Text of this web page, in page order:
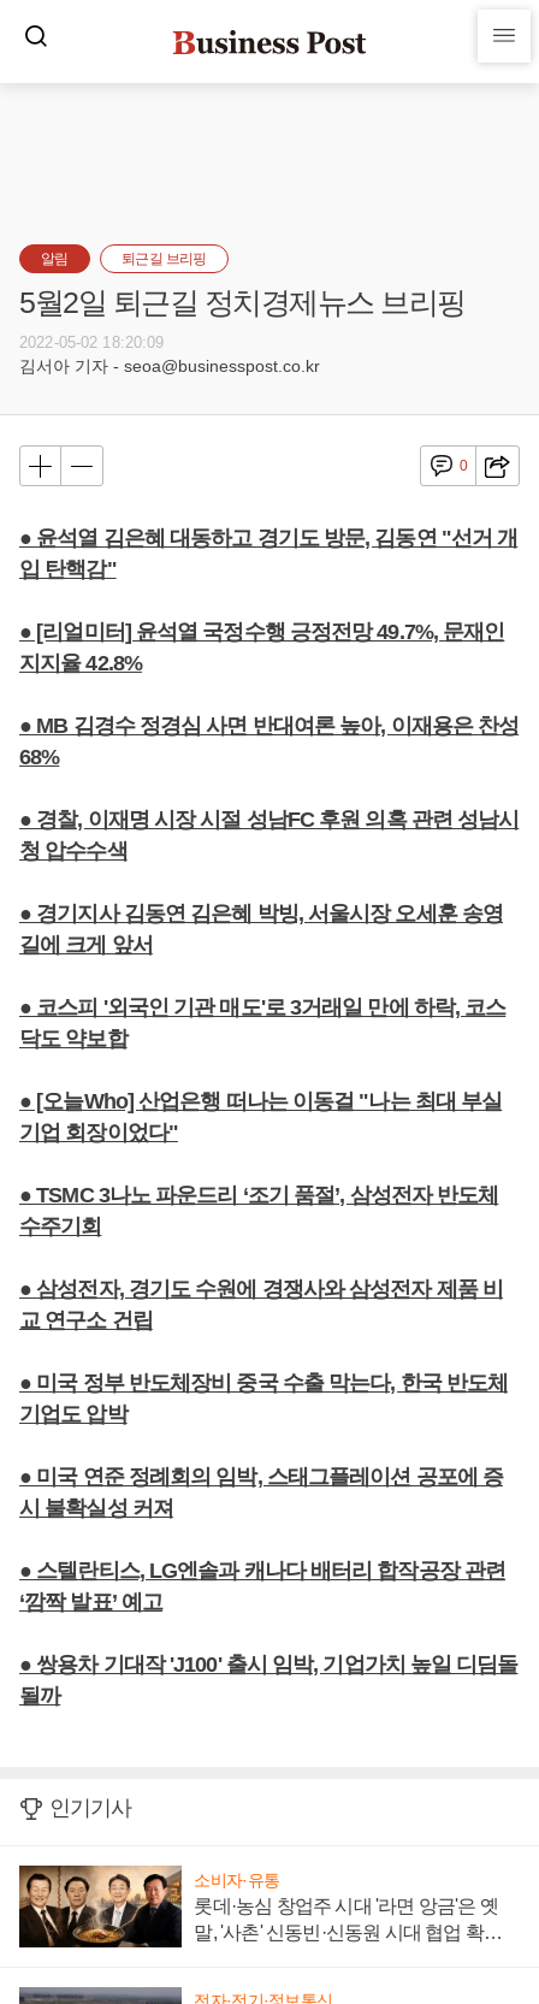
알림 퇴근길 브리핑
5월2일 퇴근길 정치경제뉴스 브리핑
2022-05-02 18:20:09
김서아 기자 - seoa@businesspost.co.kr
0
● 윤석열 김은혜 대동하고 경기도 방문, 김동연 "선거 개
입 탄핵감"
● [리얼미터] 윤석열 국정수행 긍정전망 49.7%, 문재인
지지율 42.8%
● MB 김경수 정경심 사면 반대여론 높아, 이재용은 찬성
68%
● 경찰, 이재명 시장 시절 성남FC 후원 의혹 관련 성남시
청 압수수색
● 경기지사 김동연 김은혜 박빙, 서울시장 오세훈 송영
길에 크게 앞서
● 코스피 '외국인 기관 매도'로 3거래일 만에 하락, 코스
닥도 약보합
● [오늘Who] 산업은행 떠나는 이동걸 "나는 최대 부실
기업 회장이었다"
● TSMC 3나노 파운드리 ‘조기 품절’, 삼성전자 반도체
수주기회
● 삼성전자, 경기도 수원에 경쟁사와 삼성전자 제품 비
교 연구소 건립
● 미국 정부 반도체장비 중국 수출 막는다, 한국 반도체
기업도 압박
● 미국 연준 정례회의 임박, 스태그플레이션 공포에 증
시 불확실성 커져
● 스텔란티스, LG엔솔과 캐나다 배터리 합작공장 관련
‘깜짝 발표’ 예고
● 쌍용차 기대작 'J100' 출시 임박, 기업가치 높일 디딤돌
될까
인기기사
소비자·유통
롯데·농심 창업주 시대 '라면 앙금'은 옛
말, '사촌' 신동빈·신동원 시대 협업 확대